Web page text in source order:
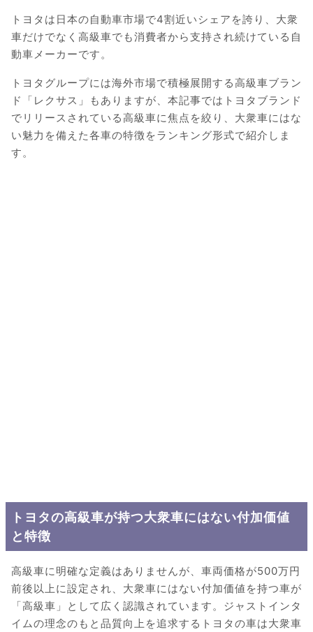
トヨタは日本の自動車市場で4割近いシェアを誇り、大衆
車だけでなく高級車でも消費者から支持され続けている自
動車メーカーです。
トヨタグループには海外市場で積極展開する高級車ブラン
ド「レクサス」もありますが、本記事ではトヨタブランド
でリリースされている高級車に焦点を絞り、大衆車にはな
い魅力を備えた各車の特徴をランキング形式で紹介しま
す。
トヨタの高級車が持つ大衆車にはない付加価値
と特徴
高級車に明確な定義はありませんが、車両価格が500万円
前後以上に設定され、大衆車にはない付加価値を持つ車が
「高級車」として広く認識されています。ジャストインタ
イムの理念のもと品質向上を追求するトヨタの車は大衆車